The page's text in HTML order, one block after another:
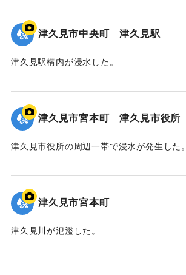
｜固有コード:01204092
津久見市中央町 津久見駅
津久見駅構内が浸水した。
｜固有コード:01204091
津久見市宮本町 津久見市役所
津久見市役所の周辺一帯で浸水が発生した。
｜固有コード:01204090
津久見市宮本町
津久見川が氾濫した。
｜固有コード:01204089